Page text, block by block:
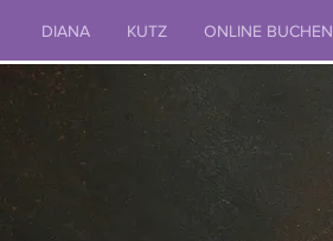
DIANA KUTZ ONLINE BUCHEN